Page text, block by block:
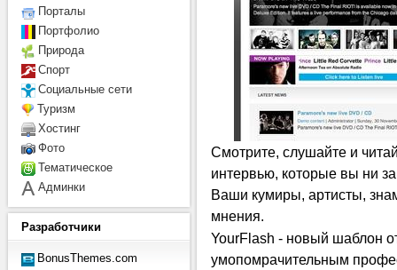
Смотрите, слушайте и
интервью, которые вы ни
Ваши кумиры, артисты,
мнения.
YourFlash - новый шаблон
умопомрачительным
Порталы
Портфолио
Природа
Спорт
Социальные сети
Туризм
Хостинг
Фото
Тематическое
Админки
Разработчики
BonusThemes.com